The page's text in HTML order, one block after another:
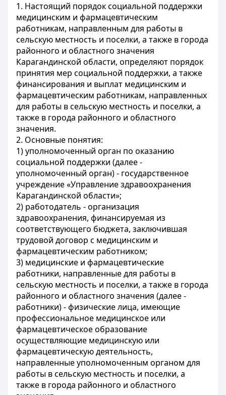
1. Настоящий порядок социальной поддержки
медицинским и фармацевтическим
работникам, направленным для работы в
сельскую местность и поселки, а также в города
районного и областного значения
Карагандинской области, определяют порядок
принятия мер социальной поддержки, а также
финансирования и выплат медицинским и
фармацевтическим работникам, направленных
для работы в сельскую местность и поселки, а
также в города районного и областного
значения.
2. Основные понятия:
1) уполномоченный орган по оказанию
социальной поддержки (далее -
уполномоченный орган) - государственное
учреждение «Управление здравоохранения
Карагандинской области»;
2) работодатель - организация
здравоохранения, финансируемая из
соответствующего бюджета, заключившая
трудовой договор с медицинским и
фармацевтическим работником;
3) медицинские и фармацевтические
работники, направленные для работы в
сельскую местность и поселки, а также в города
районного и областного значения (далее -
работники) - физические лица, имеющие
профессиональное медицинское или
фармацевтическое образование
осуществляющие медицинскую или
фармацевтическую деятельность,
направленные уполномоченным органом для
работы в сельскую местность и поселки, а
также в города районного и областного